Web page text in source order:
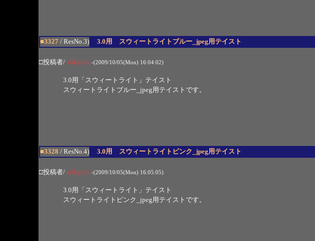
■3327 / ResNo.3)
3.0用 スウィートライトブルー_jpeg用テイスト
□投稿者/ silkypix -(2009/10/05(Mon) 16:04:02)
3.0用「スウィートライト」テイスト
スウィートライトブルー_jpeg用テイストです。
■3328 / ResNo.4)
3.0用 スウィートライトピンク_jpeg用テイスト
□投稿者/ silkypix -(2009/10/05(Mon) 16:05:05)
3.0用「スウィートライト」テイスト
スウィートライトピンク_jpeg用テイストです。